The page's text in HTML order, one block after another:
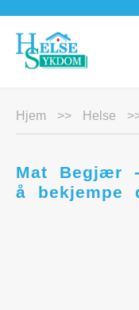
Hjem >> Helse
Mat Begjær
å bekjempe